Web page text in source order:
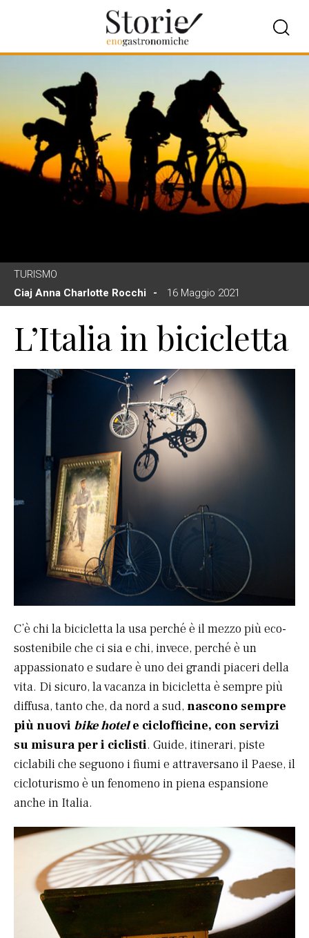
TURISMO
Ciaj Anna Charlotte Rocchi
16 Maggio 2021
L’Italia in bicicletta
C’è chi la bicicletta la usa perché è il mezzo più eco-
sostenibile che ci sia e chi, invece, perché è un
appassionato e sudare è uno dei grandi piaceri della
vita. Di sicuro, la vacanza in bicicletta è sempre più
diffusa, tanto che, da nord a sud, nascono sempre
più nuovi bike hotele ciclofficine, con servizi
su misura per i ciclisti. Guide, itinerari, piste
ciclabili che seguono i fiumi e attraversano il Paese, il
cicloturismo è un fenomeno in piena espansione
anche in Italia.